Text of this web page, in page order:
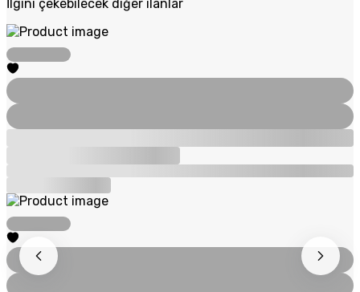
İlgini çekebilecek diğer ilanlar